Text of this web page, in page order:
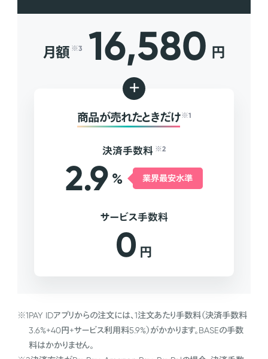
月額 ※3 16,580 円
+
商品が売れたときだけ ※1
決済手数料 ※2
2.9 % 業界最安水準
サービス手数料
0 円
※1PAY IDアプリからの注文には、1注文あたり手数料（決済手数料
3.6%+40円+サービス利用料5.9%）がかかります。BASEの手数
料はかかりません。